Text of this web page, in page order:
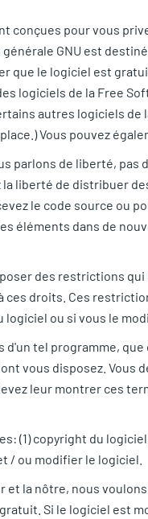
conçues pour vous
GNU est
que le logiciel est
logiciels de la Free
autres logiciels
Vous pouvez
parlons de liberté, pas
la liberté de distribuer
le code source ou
éléments dans de
des restrictions
ces droits. Ces
ou si vous le
d'un tel programme,
vous disposez. Vous
leur montrer ces
(1) copyright du
/ ou modifier le logiciel.
et la nôtre, nous
Si le logiciel est